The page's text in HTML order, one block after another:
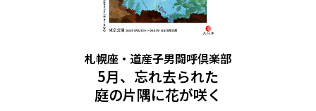
札幌座・道産子男闘呼倶楽部
5月、忘れ去られた
庭の片隅に花が咲く​